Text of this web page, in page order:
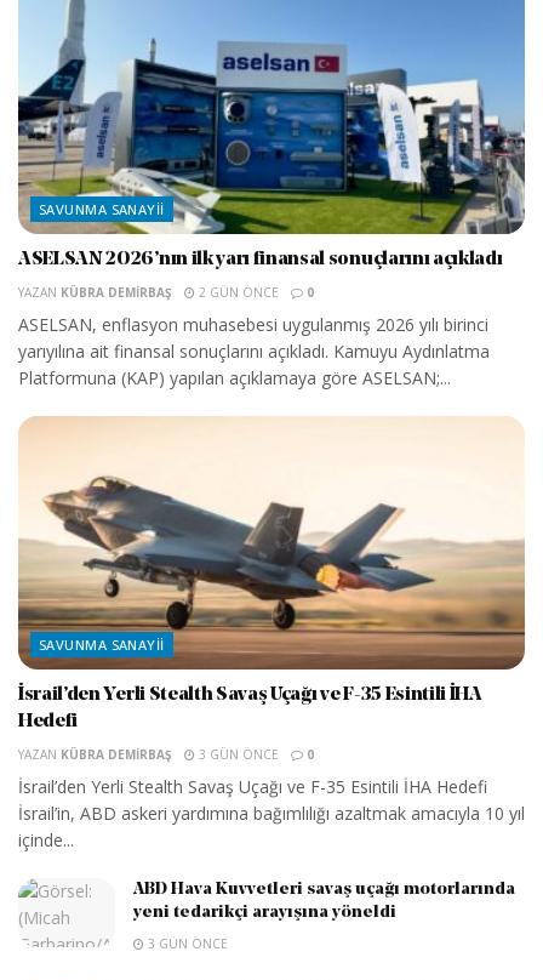
SAVUNMA SANAYII
ASELSAN 2026’nın ilk yarı finansal sonuçlarını açıkladı
YAZAN KÜBRA DEMIRBAŞ 2 GÜN ÖNCE 0
ASELSAN, enflasyon muhasebesi uygulanmış 2026 yılı birinci
yarıyılına ait finansal sonuçlarını açıkladı. Kamuyu Aydınlatma
Platformuna (KAP) yapılan açıklamaya göre ASELSAN;...
SAVUNMA SANAYII
İsrail’den Yerli Stealth Savaş Uçağı ve F-35 Esintili İHA
Hedefi
YAZAN KÜBRA DEMIRBAŞ 3 GÜN ÖNCE 0
İsrail’den Yerli Stealth Savaş Uçağı ve F-35 Esintili İHA Hedefi
İsrail’in, ABD askeri yardımına bağımlılığı azaltmak amacıyla 10 yıl
içinde...
ABD Hava Kuvvetleri savaş uçağı motorlarında
yeni tedarikçi arayışına yöneldi
3 GÜN ÖNCE